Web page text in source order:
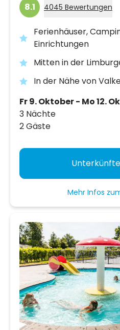
8.1 4045 Bewertungen
Ferienhäuser,
Einrichtungen
Mitten in der
In der Nähe von
Fr 9. Oktober - Mo 12.
3 Nächte
2 Gäste
Mehr Infos